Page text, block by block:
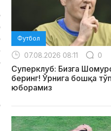
Футбол
07.08.2026 08:11 0
Суперклуб: Бизга
беринг! Ўрнига бошқа
юборамиз